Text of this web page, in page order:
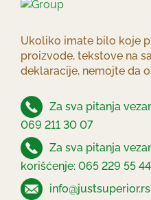
Ukoliko imate bilo koje
proizvode, tekstove na
deklaracije, nemojte da
Za sva pitanja
069 211 30 07
Za sva pitanja
korišćenje: 065 229 55 44
info@justsuperior.rs